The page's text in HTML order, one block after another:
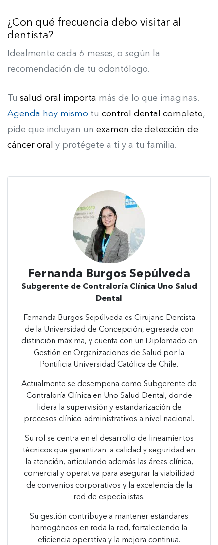
¿Con qué frecuencia debo visitar al
dentista?
Idealmente cada 6 meses, o según la
recomendación de tu odontólogo.
Tu salud oral importa más de lo que imaginas.
Agenda hoy mismo tu control dental completo,
pide que incluyan un examen de detección de
cáncer oral
y protégete a ti y a tu familia.
Fernanda Burgos Sepúlveda
Subgerente de Contraloría Clínica Uno Salud
Dental
Fernanda Burgos Sepúlveda es Cirujano Dentista
de la Universidad de Concepción, egresada con
distinción máxima, y cuenta con un Diplomado en
Gestión en Organizaciones de Salud por la
Pontificia Universidad Católica de Chile.
Actualmente se desempeña como Subgerente de
Contraloría Clínica en Uno Salud Dental, donde
lidera la supervisión y estandarización de
procesos clínico-administrativos a nivel nacional.
Su rol se centra en el desarrollo de lineamientos
técnicos que garantizan la calidad y seguridad en
la atención, articulando además las áreas clínica,
comercial y operativa para asegurar la viabilidad
de convenios corporativos y la excelencia de la
red de especialistas.
Su gestión contribuye a mantener estándares
homogéneos en toda la red, fortaleciendo la
eficiencia operativa y la mejora continua.